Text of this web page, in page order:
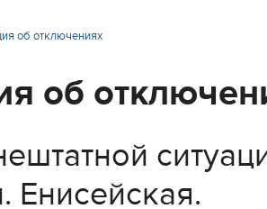
об отключениях
об
Енисейская.